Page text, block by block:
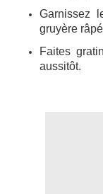
Garnissez
gruyère
Faites
aussitôt.